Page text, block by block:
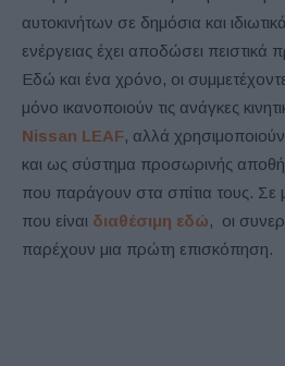
αυτοκινήτων σε δημόσια και
ενέργειας έχει αποδώσει
Εδώ και ένα χρόνο, οι
μόνο ικανοποιούν τις ανάγκες
Nissan LEAF, αλλά χρησιμοποιούν
και ως σύστημα προσωρινής
που παράγουν στα σπίτια τους. Σε
που είναι διαθέσιμη εδώ, οι
παρέχουν μια πρώτη επισκόπηση.